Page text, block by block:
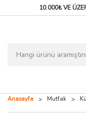
10.000₺ VE
Anasayfa Mutfak